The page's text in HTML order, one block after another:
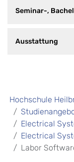
Seminar-,
Ausstattung
Hochschule
Electrical
Electrical
Labor